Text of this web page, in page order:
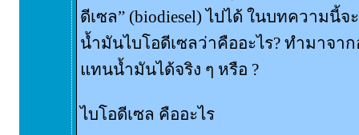
ดีเซล” (biodiesel) ไปได้ ในบทความนี้
น้ำมันไบโอดีเซลว่าคืออะไร? ทำมาจา
แทนน้ำมันได้จริง ๆ หรือ ?
ไบโอดีเซล คืออะไร